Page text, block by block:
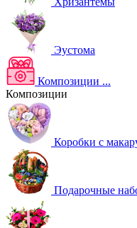
Эустома
Композиции ...
Композиции
Коробки с
Подарочные